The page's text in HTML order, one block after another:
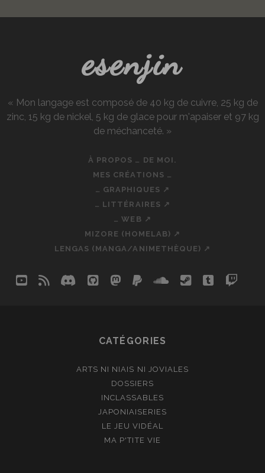
esenjin
« Mon langage est composé de 40 kg de cuivre, 25 kg de
zinc, 15 kg de nickel, 5 kg de glace pour m'apaiser et 97 kg
de méchanceté. »
À PROPOS … DE MOI.
MES CRÉATIONS …
… GRAPHIQUES ↗
… LITTÉRAIRES ↗
… WEB ↗
MIZORE (HOMELAB) ↗
LENGAS (MANGA/ANIMETHÈQUE) ↗
youtube
rss discord
githubmastodon
paypalsoundcloud
steamtumblr
CATÉGORIES
ARTS NI NIAIS NI JOVIALES
DOSSIERS
INCLASSABLES
JAPONIAISERIES
LE JEU VIDÉAL
MA P'TITE VIE